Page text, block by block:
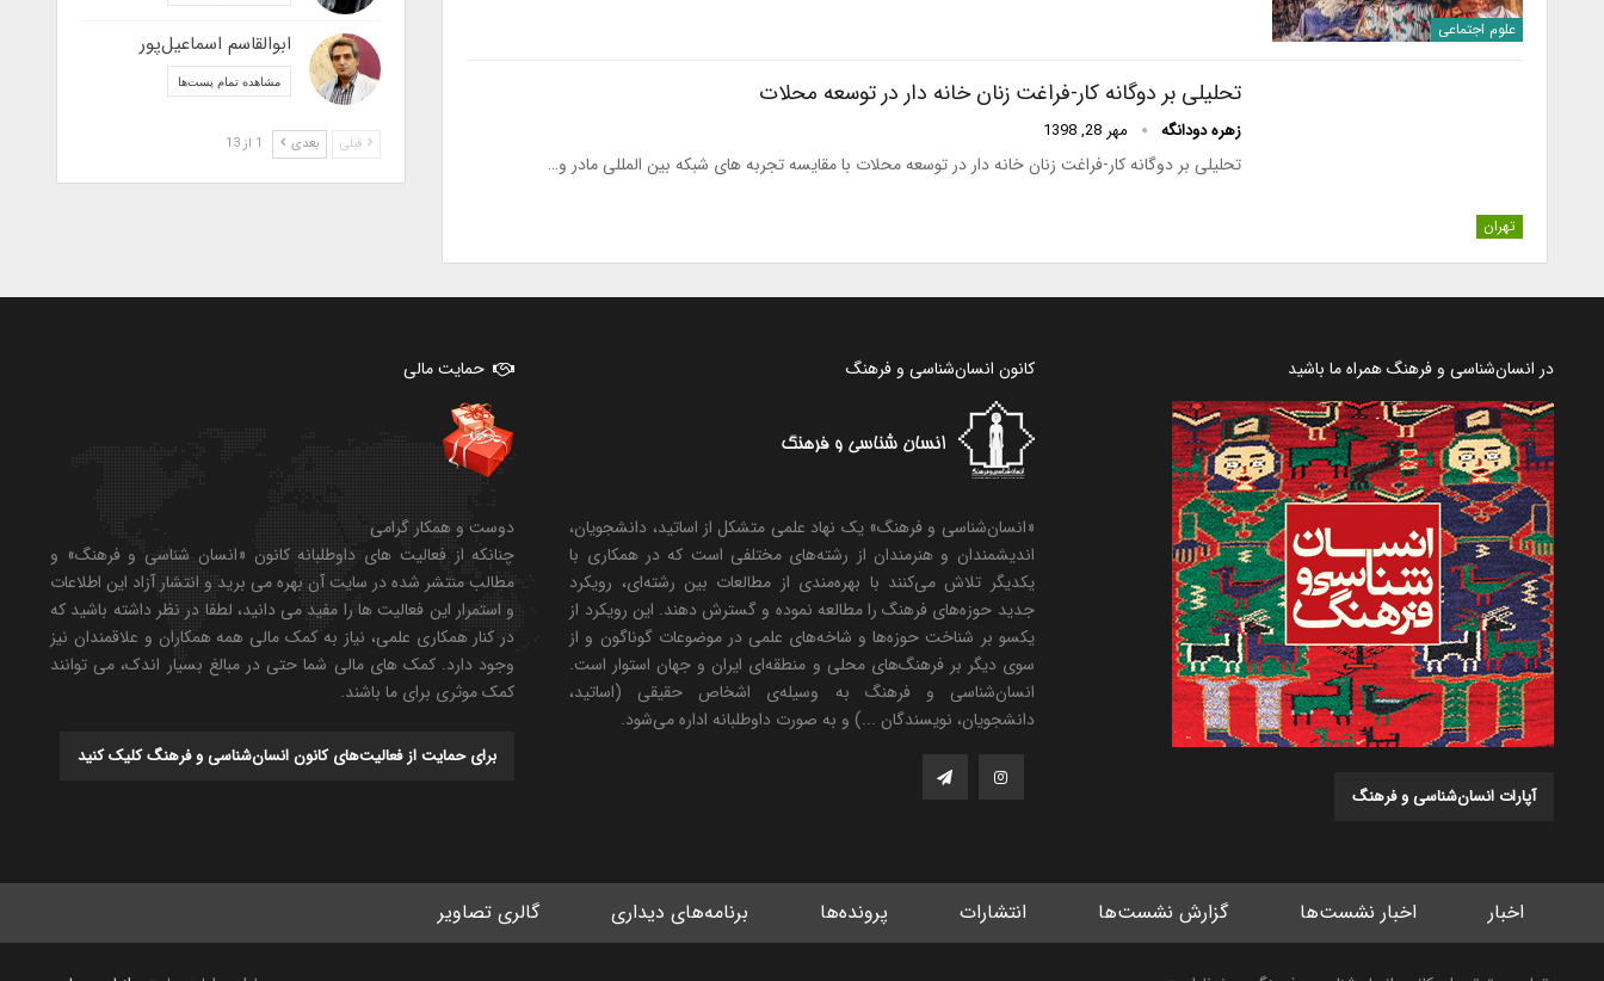
علوم اجتماعی
تهران
تحلیلی بر دوگانه کار-فراغت زنان خانه دار در توسعه محلات
زهره دودانگه مهر 28, 1398
تحلیلی بر دوگانه کار-فراغت زنان خانه دار در توسعه محلات با مقایسه تجربه های شبکه بین المللی مادر و…
ابوالقاسم اسماعیل‌پور
مشاهده تمام پست‌ها
قبلی بعدی 1 از 13
در انسان‌شناسی و فرهنگ همراه ما باشید
آپارات انسان‌شناسی و فرهنگ
کانون انسان‌شناسی و فرهنگ
«انسان‌شناسی و فرهنگ» یک نهاد علمی متشکل از اساتید، دانشجویان،
اندیشمندان و هنرمندان از رشته‌های مختلفی است که در همکاری با
یکدیگر تلاش می‌کنند با بهره‌مندی از مطالعات بین رشته‌ای، رویکرد
جدید حوزه‌های فرهنگ را مطالعه نموده و گسترش دهند. این رویکرد از
یکسو بر شناخت حوزه‌ها و شاخه‌های علمی در موضوعات گوناگون و از
سوی دیگر بر فرهنگ‌های محلی و منطقه‌ای ایران و جهان استوار است.
انسان‌شناسی و فرهنگ به وسیله‌ی اشخاص حقیقی (اساتید،
دانشجویان، نویسندگان ...) و به صورت داوطلبانه اداره می‌شود.
حمایت مالی
دوست و همکار گرامی
چنانکه از فعالیت های داوطلبانه کانون «انسان شناسی و فرهنگ» و
مطالب منتشر شده در سایت آن بهره می برید و انتشار آزاد این اطلاعات
و استمرار این فعالیت ها را مفید می دانید، لطفا در نظر داشته باشید که
در کنار همکاری علمی، نیاز به کمک مالی همه همکاران و علاقمندان نیز
وجود دارد. کمک های مالی شما حتی در مبالغ بسیار اندک، می توانند
کمک موثری برای ما باشند.
برای حمایت از فعالیت‌های کانون انسان‌شناسی و فرهنگ کلیک کنید
اخبار اخبار نشست‌ها گزارش نشست‌ها انتشارات پرونده‌ها برنامه‌های دیداری گالری تصاویر